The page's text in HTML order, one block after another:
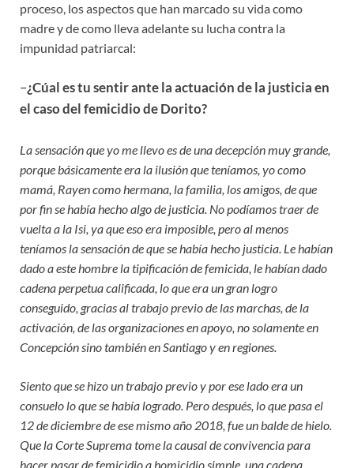
proceso, los aspectos que han marcado su vida como
madre y de como lleva adelante su lucha contra la
impunidad patriarcal:
–¿Cúal es tu sentir ante la actuación de la justicia en
el caso del femicidio de Dorito?
La sensación que yo me llevo es de una decepción muy grande,
porque básicamente era la ilusión que teníamos, yo como
mamá, Rayen como hermana, la familia, los amigos, de que
por fin se había hecho algo de justicia. No podíamos traer de
vuelta a la Isi, ya que eso era imposible, pero al menos
teníamos la sensación de que se había hecho justicia. Le habían
dado a este hombre la tipificación de femicida, le habían dado
cadena perpetua calificada, lo que era un gran logro
conseguido, gracias al trabajo previo de las marchas, de la
activación, de las organizaciones en apoyo, no solamente en
Concepción sino también en Santiago y en regiones.
Siento que se hizo un trabajo previo y por ese lado era un
consuelo lo que se había logrado. Pero después, lo que pasa el
12 de diciembre de ese mismo año 2018, fue un balde de hielo.
Que la Corte Suprema tome la causal de convivencia para
hacer pasar de femicidio a homicidio simple, una cadena